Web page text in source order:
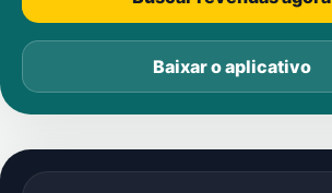
Baixar o aplicativo